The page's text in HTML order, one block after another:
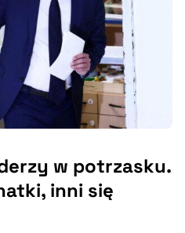
w potrzasku.
inni się